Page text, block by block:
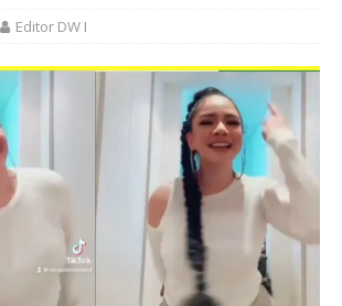
Editor DW I